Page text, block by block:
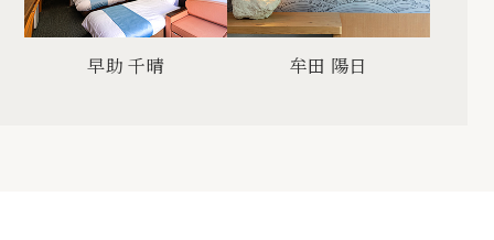
早助 千晴 牟田 陽日